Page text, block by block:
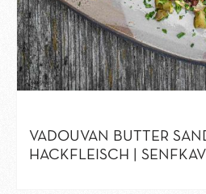
VADOUVAN BUTTER
HACKFLEISCH |